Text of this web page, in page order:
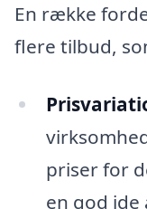
En række
flere tilbud,
priser for
en god ide